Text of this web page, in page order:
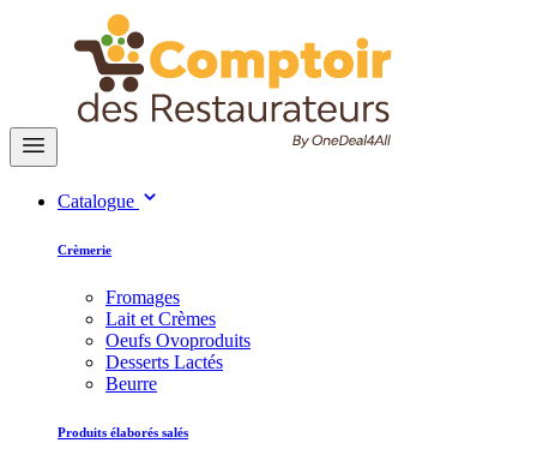
Catalogue
Crèmerie
Fromages
Lait et Crèmes
Oeufs Ovoproduits
Desserts Lactés
Beurre
Produits élaborés salés